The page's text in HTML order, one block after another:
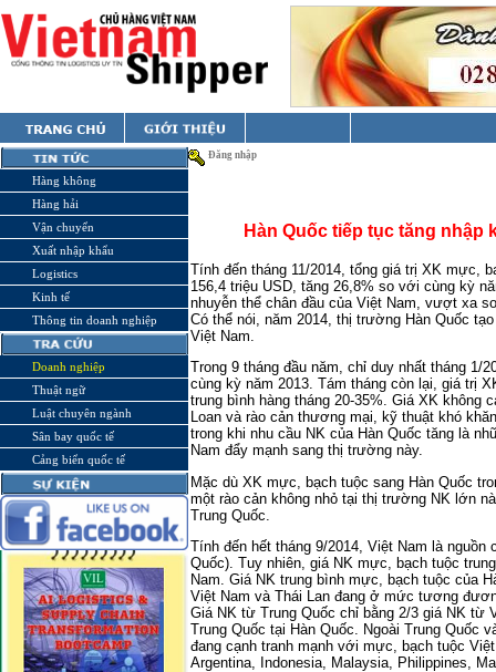
Hàng không
Hàng hải
Vận chuyển
Xuất nhập khẩu
Logistics
Kinh tế
Thông tin doanh nghiệp
Doanh nghiệp
Thuật ngữ
Luật chuyên ngành
Sân bay quốc tế
Cảng biển quốc tế
Đăng nhập
Hàn Quốc tiếp tục tăng nhập
Tính đến tháng 11/2014, tổng giá trị XK mực,
156,4 triệu USD, tăng 26,8% so với cùng kỳ
nhuyễn thể chân đầu của Việt Nam, vượt xa
Có thể nói, năm 2014, thị trường Hàn Quốc
Việt Nam.
Trong 9 tháng đầu năm, chỉ duy nhất tháng 1/
cùng kỳ năm 2013. Tám tháng còn lại, giá trị
trung bình hàng tháng 20-35%. Giá XK không
Loan và rào cản thương mại, kỹ thuật khó
trong khi nhu cầu NK của Hàn Quốc tăng là
Nam đẩy mạnh sang thị trường này.
Mặc dù XK mực, bạch tuộc sang Hàn Quốc
một rào cản không nhỏ tại thị trường NK lớn
Trung Quốc.
Tính đến hết tháng 9/2014, Việt Nam là
Quốc). Tuy nhiên, giá NK mực, bạch tuộc
Nam. Giá NK trung bình mực, bạch tuộc của
Việt Nam và Thái Lan đang ở mức tương
Giá NK từ Trung Quốc chỉ bằng 2/3 giá NK từ
Trung Quốc tại Hàn Quốc. Ngoài Trung Quốc
đang cạnh tranh mạnh với mực, bạch tuộc
Argentina, Indonesia, Malaysia, Philippines,